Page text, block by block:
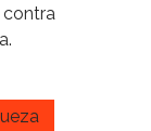
contra